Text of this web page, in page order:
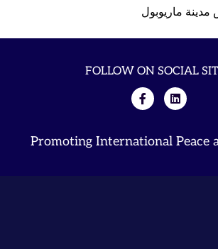
FOLLOW ON SOCIAL
Promoting International Peace